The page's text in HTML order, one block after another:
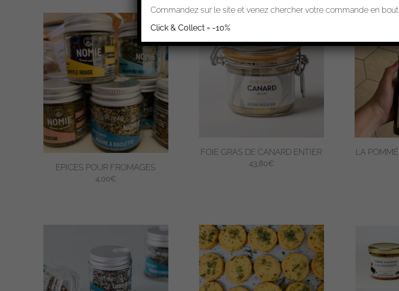
EPICES POUR FROMAGES
4,00€
FOIE GRAS DE CANARD ENTIER
43,80€
LA
Commandez sur le site et venez chercher votre commande en
Click & Collect = -10%